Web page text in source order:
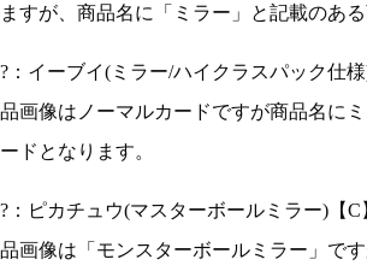
すが、商品名に「ミラー」と記載のあ
：イーブイ(ミラー/ハイクラスパック仕様
画像はノーマルカードですが商品名に
ドとなります。
：ピカチュウ(マスターボールミラー)【C
画像は「モンスターボールミラー」で